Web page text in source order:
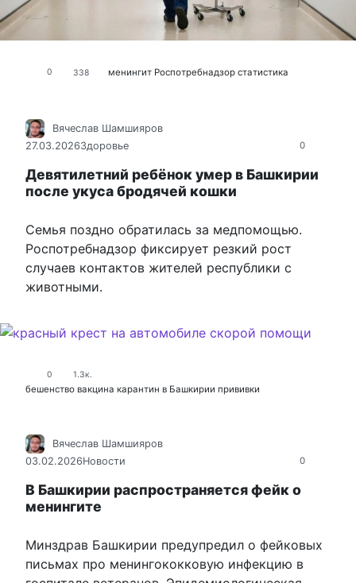
0 338 менингит Роспотребнадзор статистика
0
Вячеслав Шамшияров
27.03.2026Здоровье
Девятилетний ребёнок умер в Башкирии
после укуса бродячей кошки
Семья поздно обратилась за медпомощью.
Роспотребнадзор фиксирует резкий рост
случаев контактов жителей республики с
животными.
0 1.3к.
бешенство вакцина карантин в Башкирии прививки
0
Вячеслав Шамшияров
03.02.2026Новости
В Башкирии распространяется фейк о
менингите
Минздрав Башкирии предупредил о фейковых
письмах про менингококковую инфекцию в